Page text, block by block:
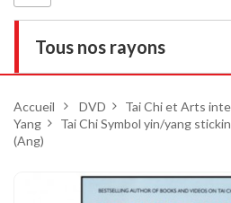
Tous nos rayons
DVD
Tenues
la
navigation
Accueil > DVD > Tai Chi et Arts
Yang > Tai Chi Symbol yin/yang
(Ang)